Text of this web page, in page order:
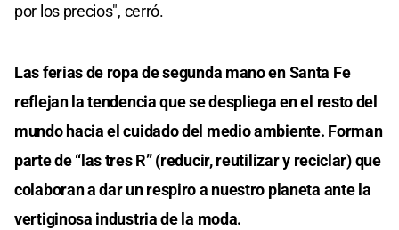
por los precios", cerró.
Las ferias de ropa de segunda mano en Santa Fe
reflejan la tendencia que se despliega en el resto del
mundo hacia el cuidado del medio ambiente. Forman
parte de “las tres R” (reducir, reutilizar y reciclar) que
colaboran a dar un respiro a nuestro planeta ante la
vertiginosa industria de la moda.